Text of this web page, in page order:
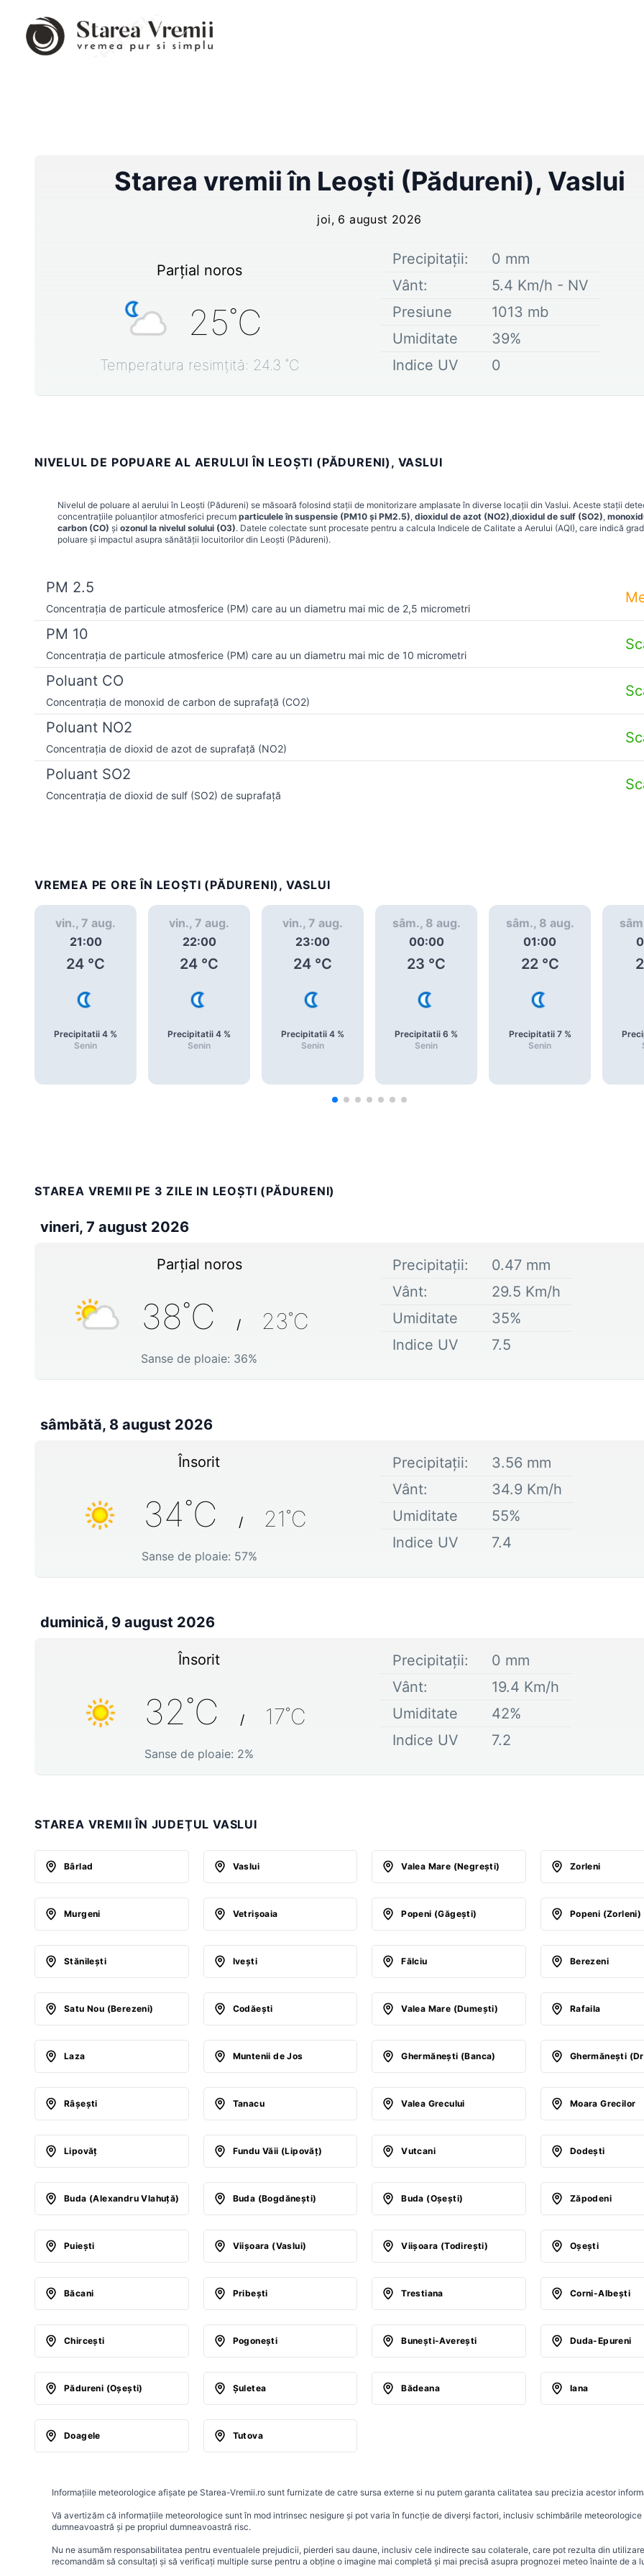
Starea vremii în Leoşti (Pădureni), Vaslui
joi, 6 august 2026
Parțial noros
25˚C
Temperatura resimțită: 24.3 ˚C
Precipitații: 0 mm
Vânt:
5.4 Km/h - NV
Presiune
1013 mb
Umiditate
39%
Indice UV
0
NIVELUL DE POPUARE AL AERULUI ÎN LEOŞTI (PĂDURENI), VASLUI
Nivelul de poluare al aerului în Leoşti (Pădureni) se măsoară folosind stații de monitorizare amplasate în diverse locații din Vaslui. Aceste stații
concentrațiile poluanților atmosferici precum particulele în suspensie (PM10 și PM2.5), dioxidul de azot (NO2),dioxidul de sulf (SO2),
carbon (CO) și ozonul la nivelul solului (O3). Datele colectate sunt procesate pentru a calcula Indicele de Calitate a Aerului (AQI), care indică
poluare și impactul asupra sănătății locuitorilor din Leoşti (Pădureni).
PM 2.5
Concentrația de particule atmosferice (PM) care au un diametru mai mic de 2,5 micrometri
PM 10
Concentrația de particule atmosferice (PM) care au un diametru mai mic de 10 micrometri
Poluant CO
Concentrația de monoxid de carbon de suprafață (CO2)
Poluant NO2
Concentrația de dioxid de azot de suprafață (NO2)
Poluant SO2
Concentrația de dioxid de sulf (SO2) de suprafață
VREMEA PE ORE ÎN LEOŞTI (PĂDURENI), VASLUI
vin., 7 aug.
21:00
24 °C
Precipitatii 4 %
Senin
vin., 7 aug.
22:00
24 °C
Precipitatii 4 %
Senin
vin., 7 aug.
23:00
24 °C
Precipitatii 4 %
Senin
sâm., 8 aug.
00:00
23 °C
Precipitatii 6 %
Senin
sâm., 8 aug.
01:00
22°C
Precipitatii 7%
Senin
STAREA VREMII PE 3 ZILE IN LEOŞTI (PĂDURENI)
vineri, 7 august 2026
Parțial noros
38˚C / 23˚C
Sanse de ploaie: 36%
Precipitații: 0.47 mm
Vânt:
29.5 Km/h
Umiditate
35%
Indice UV
7.5
sâmbătă, 8 august 2026
Însorit
34˚C / 21˚C
Sanse de ploaie: 57%
Precipitații: 3.56 mm
Vânt:
34.9 Km/h
Umiditate
55%
Indice UV
7.4
duminică, 9 august 2026
Însorit
32˚C / 17˚C
Sanse de ploaie: 2%
Precipitații: 0 mm
Vânt:
19.4 Km/h
Umiditate
42%
Indice UV
7.2
STAREA VREMII ÎN JUDEŢUL VASLUI
Bârlad Vaslui Valea Mare (Negreşti) Zorleni
Murgeni Vetrişoaia Popeni (Găgeşti) Popeni (Zorleni)
Stănileşti Iveşti Fălciu Berezeni
Satu Nou (Berezeni) Codăeşti Valea Mare (Dumeşti) Rafaila
Laza Muntenii de Jos Ghermăneşti (Banca) Ghermăneşti
Râşeşti Tanacu Valea Grecului Moara Grecilor
Lipovăţ Fundu Văii (Lipovăţ) Vutcani Dodeşti
Buda (Alexandru Vlahuţă) Buda (Bogdăneşti) Buda (Oşeşti) Zăpodeni
Puieşti Viişoara (Vaslui) Viişoara (Todireşti) Oşeşti
Băcani Pribeşti Trestiana Corni-Albeşti
Chirceşti Pogoneşti Buneşti-Avereşti Duda-Epureni
Pădureni (Oşeşti) Şuletea Bădeana Iana
Doagele Tutova
Informațiile meteorologice afișate pe Starea-Vremii.ro sunt furnizate de catre sursa externe si nu putem garanta calitatea sau precizia acestor
Vă avertizăm că informațiile meteorologice sunt în mod intrinsec nesigure și pot varia în funcție de diverși factori, inclusiv schimbările
dumneavoastră și pe propriul dumneavoastră risc.
Nu ne asumăm responsabilitatea pentru eventualele prejudicii, pierderi sau daune, inclusiv cele indirecte sau colaterale, care pot rezulta din
recomandăm să consultați și să verificați multiple surse pentru a obține o imagine mai completă și mai precisă asupra prognozei meteo înainte de a